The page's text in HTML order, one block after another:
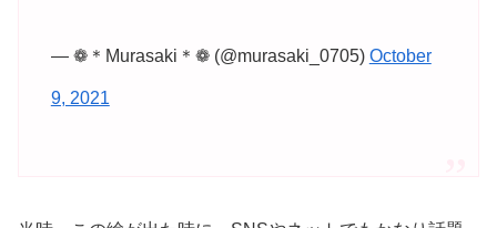
— ❁︎＊Murasaki＊❁ (@murasaki_0705) October
9, 2021